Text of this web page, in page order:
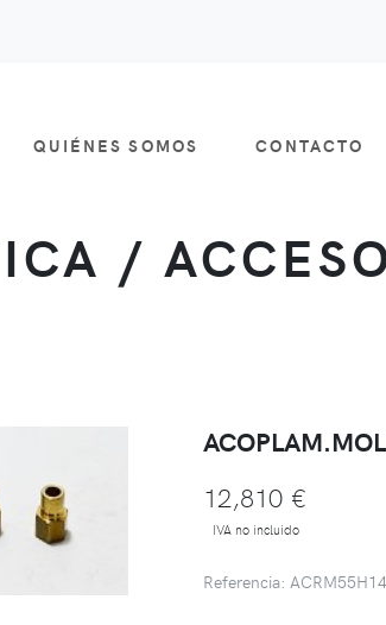
QUIÉNES SOMOS CONTACTO
/
12,810 €
IVA no incluido
Referencia: ACRM55H14